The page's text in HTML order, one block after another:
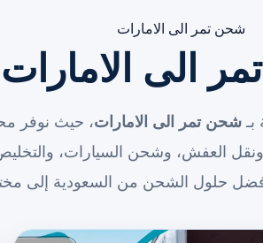
شحن تمر الى الامارات
الى الامارات
شحن تمر الى الامارات، حيث نوفر
العفش، وشحن السيارات،
أفضل حلول الشحن من السعودية إلى